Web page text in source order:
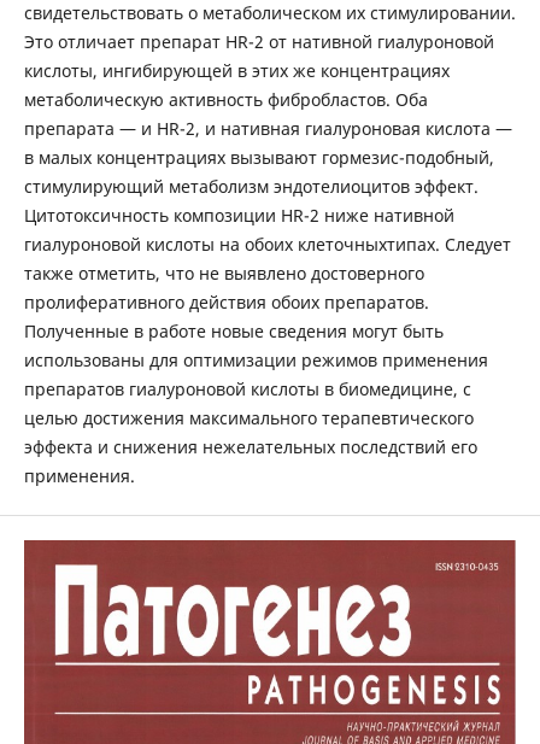
свидетельствовать о метаболическом их стимулировании.
Это отличает препарат HR-2 от нативной гиалуроновой
кислоты, ингибирующей в этих же концентрациях
метаболическую активность фибробластов. Оба
препарата ― и HR-2, и нативная гиалуроновая кислота ―
в малых концентрациях вызывают гормезис-подобный,
стимулирующий метаболизм эндотелиоцитов эффект.
Цитотоксичность композиции HR-2 ниже нативной
гиалуроновой кислоты на обоих клеточныхтипах. Следует
также отметить, что не выявлено достоверного
пролиферативного действия обоих препаратов.
Полученные в работе новые сведения могут быть
использованы для оптимизации режимов применения
препаратов гиалуроновой кислоты в биомедицине, с
целью достижения максимального терапевтического
эффекта и снижения нежелательных последствий его
применения.